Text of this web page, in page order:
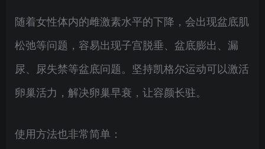
随着女性体内的雌激素水平的下降，会出现盆底肌
松弛等问题，容易出现子宫脱垂、盆底膨出、漏
尿、尿失禁等盆底问题。坚持凯格尔运动可以激活
卵巢活力，解决卵巢早衰，让容颜长驻。
使用方法也非常简单：